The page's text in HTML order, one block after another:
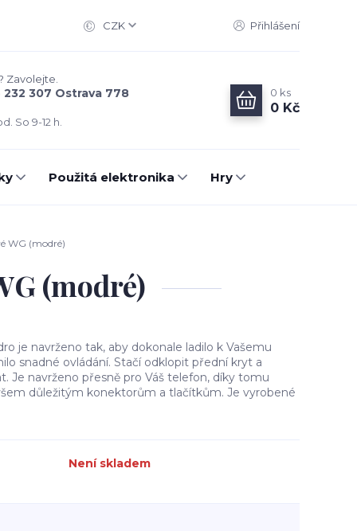
CZK Přihlášení
Zavolejte.
232 307 Ostrava 778
So 9-12 h.
0 ks
0 Kč
Použitá elektronika Hry
WG (modré)
(modré)
je navrženo tak, aby dokonale ladilo k Vašemu
snadné ovládání. Stačí odklopit přední kryt a
Je navrženo přesně pro Váš telefon, díky tomu
důležitým konektorům a tlačítkům. Je vyrobené
Není skladem